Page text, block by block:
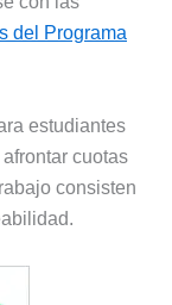
del Programa
estudiantes
cuotas
consisten